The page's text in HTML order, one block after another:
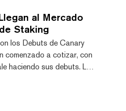
al Mercado
Staking
los Debuts de Canary
comenzado a cotizar, con
haciendo sus debuts. La
un llamado asesino de